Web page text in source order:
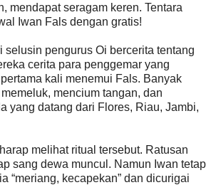
mendapat seragam keren. Tentara
Iwan Fals dengan gratis!
selusin pengurus Oi bercerita tentang
cerita para penggemar yang
kali menemui Fals. Banyak
mencium tangan, dan
yang datang dari Flores, Riau, Jambi,
melihat ritual tersebut. Ratusan
sang dewa muncul. Namun Iwan tetap
“meriang, kecapekan” dan dicurigai